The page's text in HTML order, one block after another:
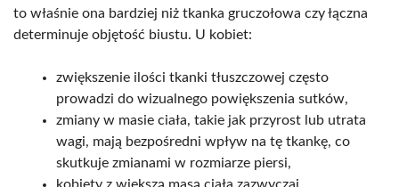
to właśnie ona bardziej niż tkanka gruczołowa czy łączna
determinuje objętość biustu. U kobiet:
zwiększenie ilości tkanki tłuszczowej często
prowadzi do wizualnego powiększenia sutków,
zmiany w masie ciała, takie jak przyrost lub utrata
wagi, mają bezpośredni wpływ na tę tkankę, co
skutkuje zmianami w rozmiarze piersi,